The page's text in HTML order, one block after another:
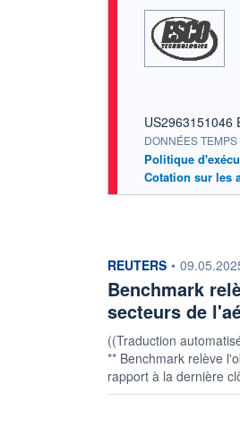
US2963151046
DONNÉES TEMPS
Politique
Cotation sur les
information fournie par
REUTERS •
Benchmark
secteurs de
((Traduction
** Benchmark relève
rapport à la dernière